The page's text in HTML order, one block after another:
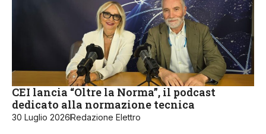
CEI lancia “Oltre la Norma”, il podcast
dedicato alla normazione tecnica
30 Luglio 2026Redazione Elettro